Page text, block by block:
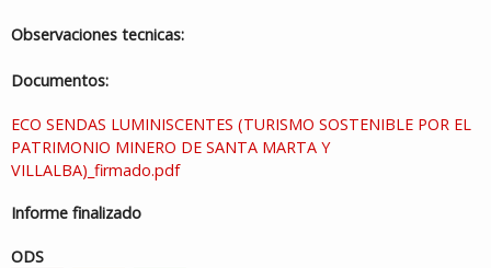
Observaciones tecnicas:
Documentos:
ECO SENDAS LUMINISCENTES (TURISMO SOSTENIBLE POR EL
PATRIMONIO MINERO DE SANTA MARTA Y
VILLALBA)_firmado.pdf
Informe finalizado
ODS